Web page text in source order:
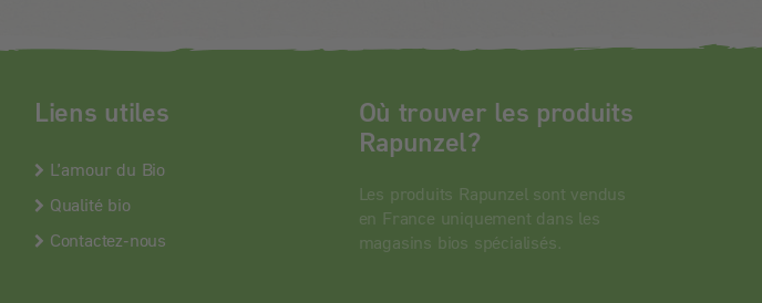
Liens utiles
L’amour du Bio
Qualité bio
Contactez-nous
Où trouver les produits
Rapunzel?
Les produits Rapunzel sont vendus
en France uniquement dans les
magasins bios spécialisés.